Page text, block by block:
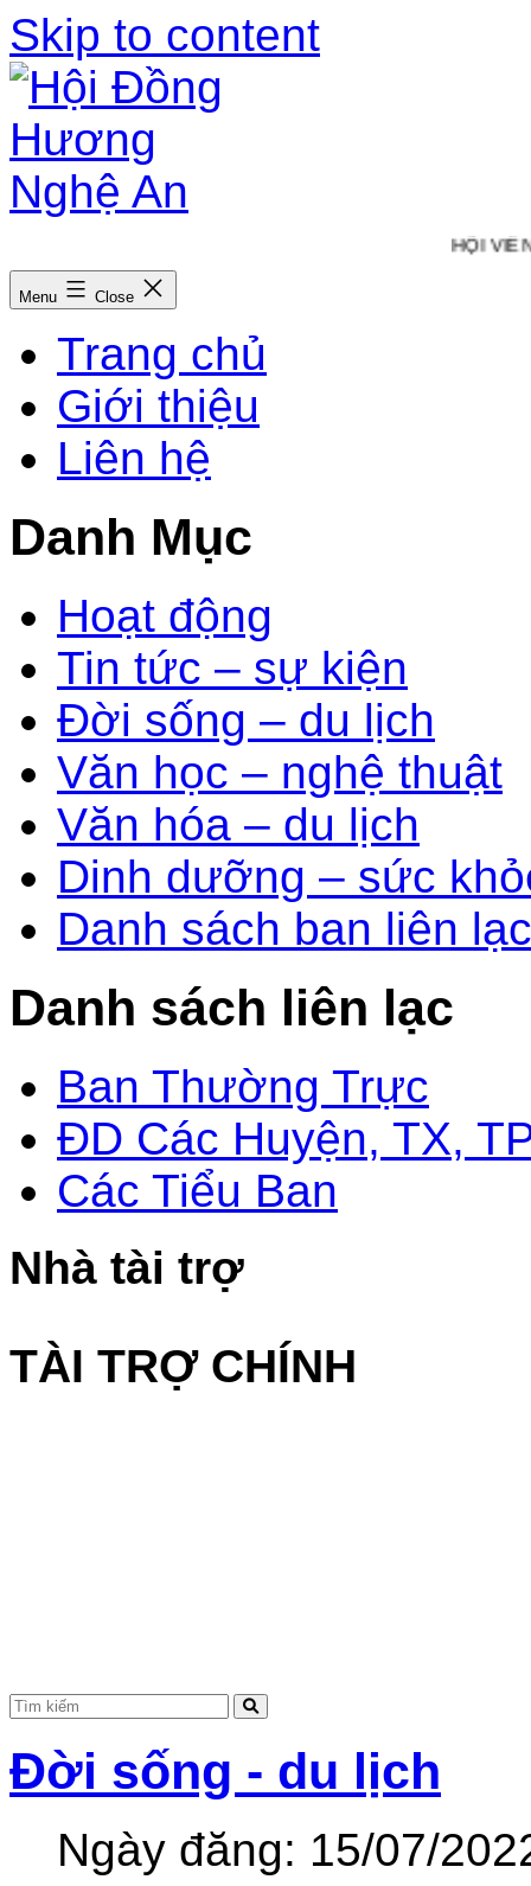
Skip to content
HỘI VIÊN
Menu Close
Trang chủ
Giới thiệu
Liên hệ
Danh Mục
Hoạt động
Tin tức – sự kiện
Đời sống – du lịch
Văn học – nghệ thuật
Văn hóa – du lịch
Dinh dưỡng – sức
Danh sách ban liên lạc
Danh sách liên lạc
Ban Thường Trực
ĐD Các Huyện, TX,
Các Tiểu Ban
Nhà tài trợ
TÀI TRỢ CHÍNH
Đời sống - du lịch
Ngày đăng: 15/07/